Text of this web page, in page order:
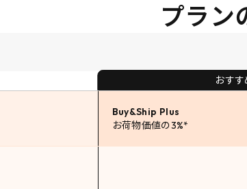
プラン
おすす
Buy&Ship Plus
お荷物価値の3%*